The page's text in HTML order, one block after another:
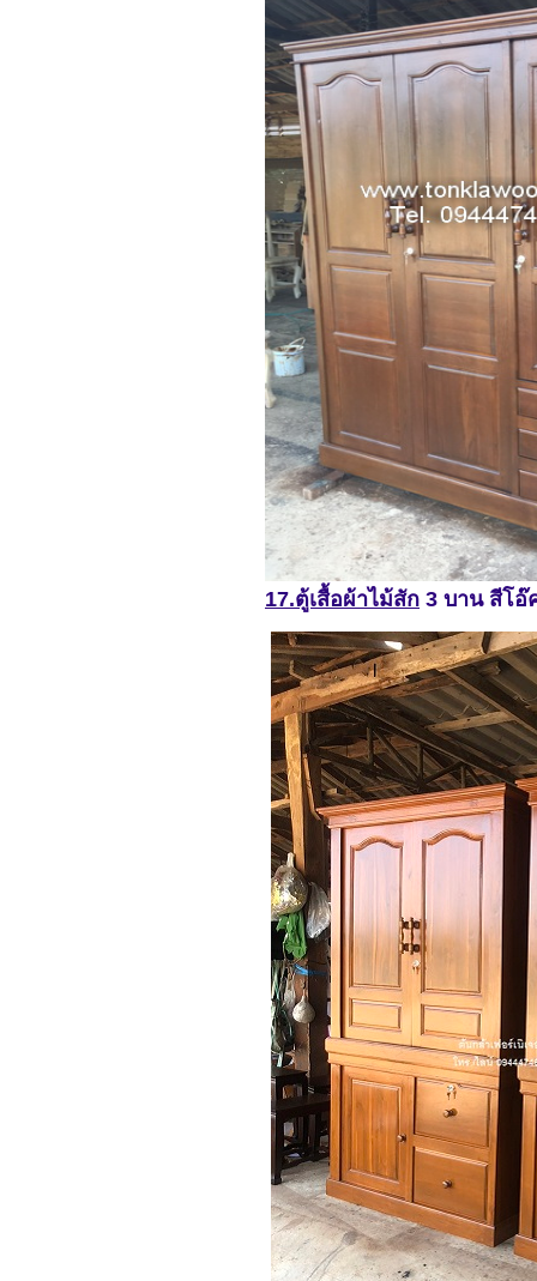
17.ตู้เสื้อผ้าไม้สัก 3 บาน สีโอ๊